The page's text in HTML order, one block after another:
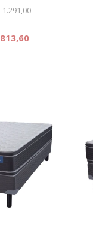
1.291,00
813,60
personas
física